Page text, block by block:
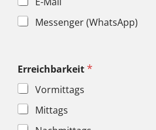
Messenger (WhatsApp)
Erreichbarkeit*
Vormittags
Mittags